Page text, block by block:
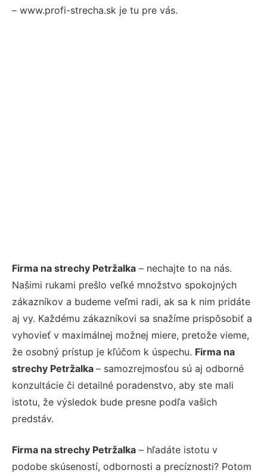
– www.profi-strecha.sk je tu pre vás.
Firma na strechy Petržalka – nechajte to na nás.
Našimi rukami prešlo veľké množstvo spokojných
zákazníkov a budeme veľmi radi, ak sa k nim pridáte
aj vy. Každému zákazníkovi sa snažíme prispôsobiť a
vyhovieť v maximálnej možnej miere, pretože vieme,
že osobný prístup je kľúčom k úspechu. Firma na
strechy Petržalka – samozrejmosťou sú aj odborné
konzultácie či detailné poradenstvo, aby ste mali
istotu, že výsledok bude presne podľa vašich
predstáv.
Firma na strechy Petržalka – hľadáte istotu v
podobe skúseností, odbornosti a precíznosti? Potom